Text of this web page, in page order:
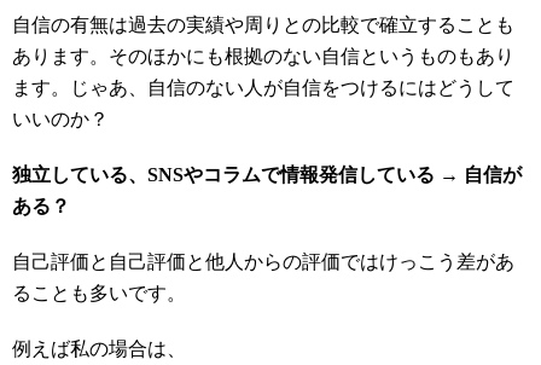
自信の有無は過去の実績や周りとの比較で確立することも
あります。そのほかにも根拠のない自信というものもあり
ます。じゃあ、自信のない人が自信をつけるにはどうして
いいのか？
独立している、SNSやコラムで情報発信している → 自信が
ある？
自己評価と自己評価と他人からの評価ではけっこう差があ
ることも多いです。
例えば私の場合は、